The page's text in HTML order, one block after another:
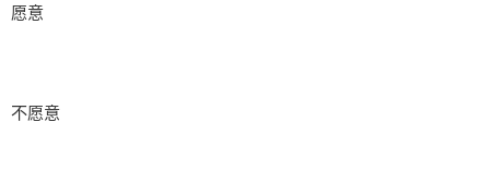
愿意
不愿意